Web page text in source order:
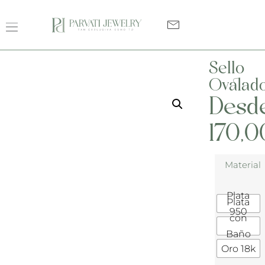
Sello
Material
Plata
950
Plata
con
Baño
de Oro
Oro 18k